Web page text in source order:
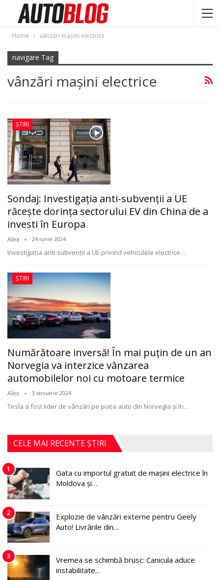
Home vânzări mașini electrice
navigare Tag
vânzări mașini electrice
ȘTIRI
Sondaj: Investigația anti-subvenții a UE
răcește dorința sectorului EV din China de a
investi în Europa
Alex 24 iunie 2024
Investigaţia anti-subvenţii a UE privind vehiculele electrice…
ȘTIRI
Numărătoare inversă! În mai puțin de un an
Norvegia va interzice vânzarea
automobilelor noi cu motoare termice
Alex 3 ianuarie 2024
Tesla a fost lider de vânzări pe piaţa auto din Norvegia şi în…
CELE MAI RECENTE ȘTIRI
1
Gata cu importul gratuit de mașini electrice în
Moldova și…
2
Explozie de vânzări externe pentru Geely
Auto! Livrările din…
3
Vremea se schimbă brusc: Canicula aduce
instabilitate…